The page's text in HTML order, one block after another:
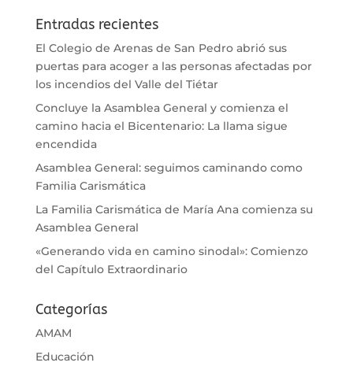
Entradas recientes
El Colegio de Arenas de San Pedro abrió sus
puertas para acoger a las personas afectadas por
los incendios del Valle del Tiétar
Concluye la Asamblea General y comienza el
camino hacia el Bicentenario: La llama sigue
encendida
Asamblea General: seguimos caminando como
Familia Carismática
La Familia Carismática de María Ana comienza su
Asamblea General
«Generando vida en camino sinodal»: Comienzo
del Capítulo Extraordinario
Categorías
AMAM
Educación